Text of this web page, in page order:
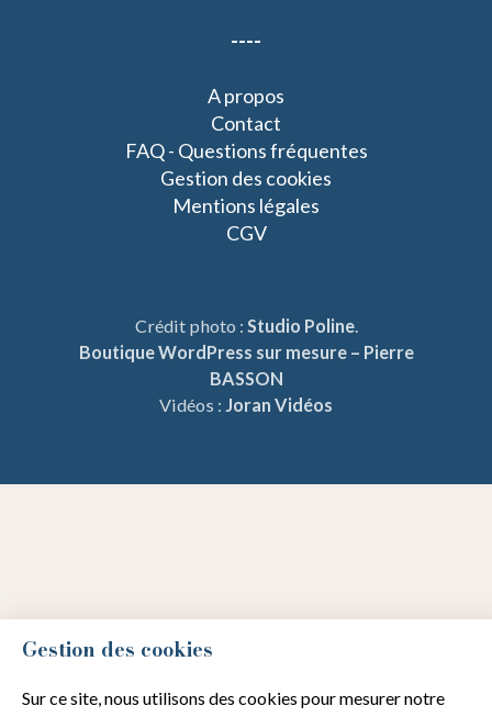
----
A propos
Contact
FAQ - Questions fréquentes
Gestion des cookies
Mentions légales
CGV
Crédit photo : Studio Poline.
Boutique WordPress sur mesure – Pierre
BASSON
Vidéos : Joran Vidéos
Gestion des cookies
Sur ce site, nous utilisons des cookies pour mesurer notre